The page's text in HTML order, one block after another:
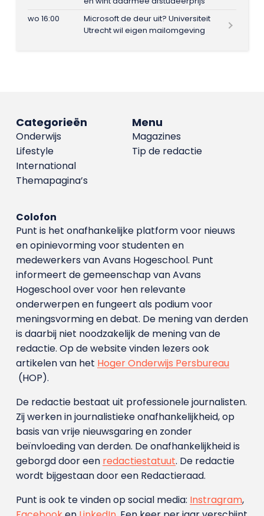
wo 16:00
Microsoft de deur uit? Universiteit
Utrecht wil eigen mailomgeving
Menu
Magazines
Tip de redactie
Categorieën
Onderwijs
Lifestyle
International
Themapagina’s
Colofon
Punt is het onafhankelijke platform voor nieuws
en opinievorming voor studenten en
medewerkers van Avans Hoge­school. Punt
informeert de gemeenschap van Avans
Hogeschool over voor hen relevante
onderwerpen en fungeert als podium voor
meningsvorming en debat. De mening van derden
is daarbij niet noodzakelijk de mening van de
redactie. Op de website vinden lezers ook
artikelen van het Hoger Onderwijs Persbureau
(HOP).
De redactie bestaat uit professionele journalisten.
Zij werken in journalistieke onafhankelijkheid, op
basis van vrije nieuwsgaring en zonder
beïnvloeding van derden. De onafhankelijkheid is
geborgd door een redactiestatuut. De redactie
wordt bijgestaan door een Redactieraad.
Punt is ook te vinden op social media: Instragram,